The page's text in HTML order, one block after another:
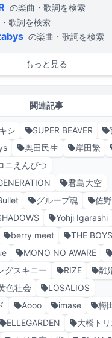
の楽曲・歌詞を検索
歌詞を検索
の楽曲・歌詞を検索
もっと見る
関連記事
シ SUPER BEAVER
奥田民生 岸田繁
ニえんぴつ
君島大空
グループ魂
佐
Yohji Igarashi
berry meet
THE
MONO NO AWARE
グスキニー RIZE
離
色社会
LOSALIOS
Aooo imase
梅
ELLEGARDEN 大橋トリ